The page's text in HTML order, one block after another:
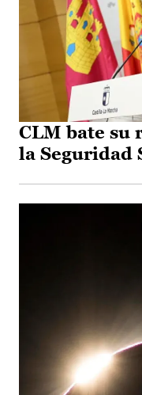
CLM bate su
la Seguridad